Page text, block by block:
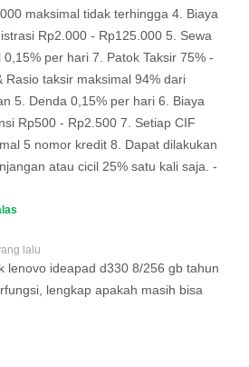
maksimal tidak terhingga 4. Biaya
Rp2.000 - Rp125.000 5. Sewa
0,15% per hari 7. Patok Taksir 75% -
Rasio taksir maksimal 94% dari
5. Denda 0,15% per hari 6. Biaya
Rp500 - Rp2.500 7. Setiap CIF
5 nomor kredit 8. Dapat dilakukan
atau cicil 25% satu kali saja. -
lalu
lenovo ideapad d330 8/256 gb tahun
lengkap apakah masih bisa